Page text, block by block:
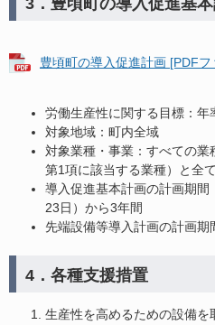
3．豊頃町の導入促進基
豊頃町の導入促進計画 [PDF
労働生産性に関する目標：年
対象地域：町内全域
対象業種・事業：すべての
第1項に該当する業種）と全
導入促進基本計画の計画期間
23日）から3年間
先端設備等導入計画の計画期
4．各種支援措置
生産性を高めるための設備を